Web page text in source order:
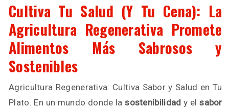
Cultiva Tu Salud (Y Tu Cena): La
Agricultura Regenerativa Promete
Alimentos Más Sabrosos y
Sostenibles
Agricultura Regenerativa: Cultiva Sabor y Salud en Tu
Plato. En un mundo donde lasostenibilidad y elsabor